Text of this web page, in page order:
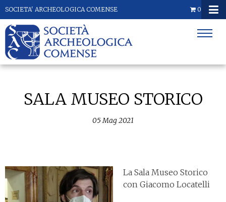
SOCIETA' ARCHEOLOGICA COMENSE 0
SALA MUSEO STORICO
05Mag2021
La Sala Museo Storico
con Giacomo Locatelli